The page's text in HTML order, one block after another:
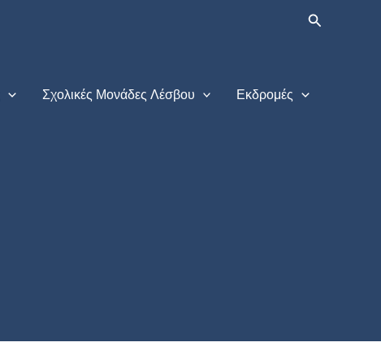
Αναζήτηση
Σχολικές Μονάδες Λέσβου Εκδρομές